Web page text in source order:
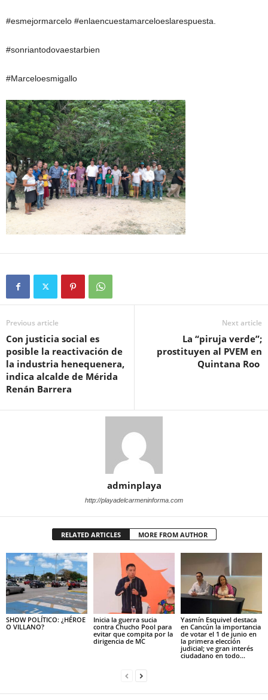
#esmejormarcelo #enlaencuestamarceloeslarespuesta.
#sonriantodovaestarbien
#Marceloesmigallo
Previous article
Con justicia social es
posible la reactivación de
la industria henequenera,
indica alcalde de Mérida
Renán Barrera
Next article
La “piruja verde”;
prostituyen al PVEM en
Quintana Roo
adminplaya
http://playadelcarmeninforma.com
RELATED ARTICLES MORE FROM AUTHOR
SHOW POLÍTICO: ¿HÉROE
O VILLANO?
Inicia la guerra sucia
contra Chucho Pool para
evitar que compita por la
dirigencia de MC
Yasmín Esquivel destaca
en Cancún la importancia
de votar el 1 de junio en
la primera elección
judicial; ve gran interés
ciudadano en todo...